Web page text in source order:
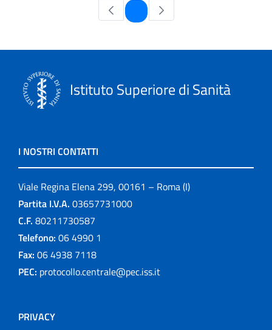
Pagina
Istituto Superiore di Sanità
I NOSTRI CONTATTI
Viale Regina Elena 299, 00161 – Roma (I)
Partita I.V.A. 03657731000
C.F. 80211730587
Telefono: 06 4990 1
Fax: 06 4938 7118
PEC: protocollo.centrale@pec.iss.it
PRIVACY